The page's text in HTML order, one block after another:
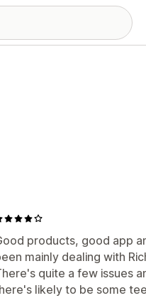
products, good app
mainly dealing with
quite a few issues
likely to be some